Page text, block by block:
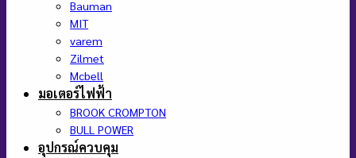
Bauman
MIT
varem
Zilmet
Mcbell
มอเตอร์ไฟฟ้า
BROOK CROMPTON
BULL POWER
อุปกรณ์ควบคุม